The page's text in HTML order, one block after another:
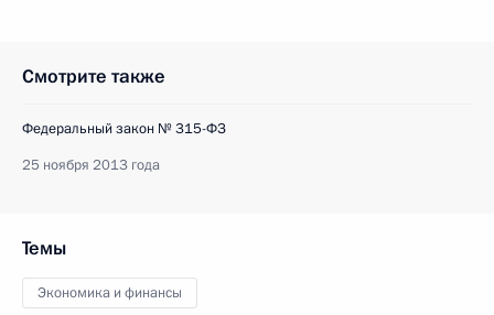
Смотрите также
Федеральный закон № 315-ФЗ
25 ноября 2013 года
Темы
Экономика и финансы